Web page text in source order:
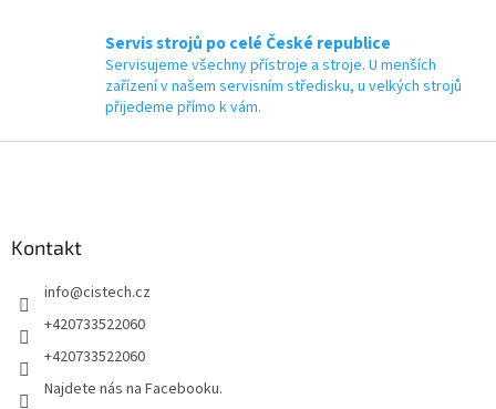
Servis strojů po celé České republice
Servisujeme všechny přístroje a stroje. U menších
zařízení v našem servisním středisku, u velkých strojů
přijedeme přímo k vám.
Kontakt
info@cistech.cz
+420733522060
+420733522060
Najdete nás na Facebooku.